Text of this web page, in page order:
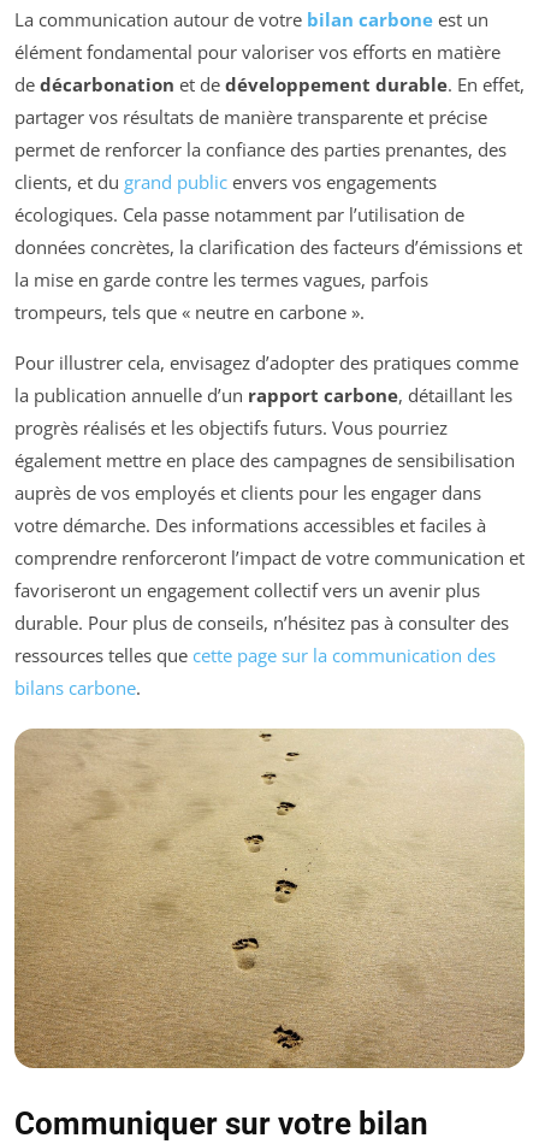
La communication autour de votre bilan carbone est un
élément fondamental pour valoriser vos efforts en matière
de décarbonation et de développement durable. En effet,
partager vos résultats de manière transparente et précise
permet de renforcer la confiance des parties prenantes, des
clients, et du grand public envers vos engagements
écologiques. Cela passe notamment par l’utilisation de
données concrètes, la clarification des facteurs d’émissions et
la mise en garde contre les termes vagues, parfois
trompeurs, tels que « neutre en carbone ».
Pour illustrer cela, envisagez d’adopter des pratiques comme
la publication annuelle d’un rapport carbone, détaillant les
progrès réalisés et les objectifs futurs. Vous pourriez
également mettre en place des campagnes de sensibilisation
auprès de vos employés et clients pour les engager dans
votre démarche. Des informations accessibles et faciles à
comprendre renforceront l’impact de votre communication et
favoriseront un engagement collectif vers un avenir plus
durable. Pour plus de conseils, n’hésitez pas à consulter des
ressources telles que cette page sur la communication des
bilans carbone.
Communiquer sur votre bilan